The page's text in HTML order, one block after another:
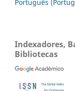
Português
Indexadores,
Bibliotecas